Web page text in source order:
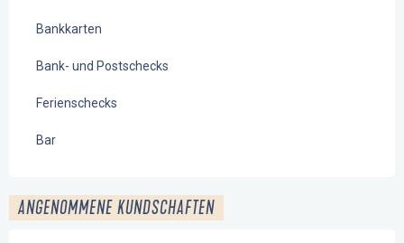
Bankkarten
Bank- und Postschecks
Ferienschecks
Bar
ANGENOMMENE KUNDSCHAFTEN